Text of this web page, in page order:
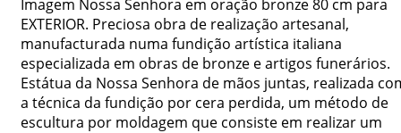
Imagem Nossa Senhora em oração bronze 80 cm para
EXTERIOR. Preciosa obra de realização artesanal,
manufacturada numa fundição artística italiana
especializada em obras de bronze e artigos funerários.
Estátua da Nossa Senhora de mãos juntas, realizada
a técnica da fundição por cera perdida, um método de
escultura por moldagem que consiste em realizar um